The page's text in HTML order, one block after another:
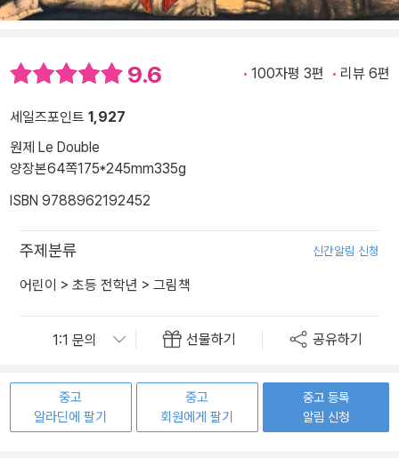
9.6 100자평 3편 리뷰 6편
세일즈포인트 1,927
원제 Le Double
양장본64쪽175*245mm335g
ISBN 9788962192452
주제분류 신간알림 신청
어린이 > 초등 전학년 > 그림책
선물하기 공유하기
중고
알라딘에 팔기
중고
회원에게 팔기
중고 등록
알림 신청